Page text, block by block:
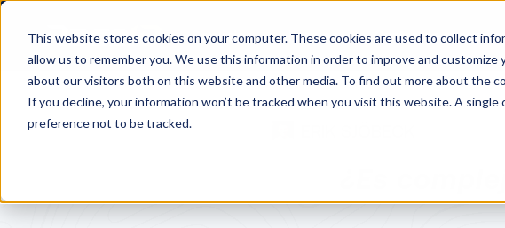
This website stores cookies on your computer. These cookies are used to collect
allow us to remember you. We use this information in order to improve and
about our visitors both on this website and other media. To find out more about the
If you decline, your information won’t be tracked when you visit this website. A
preference not to be tracked.
Servicios Precios Centro de
¿Es